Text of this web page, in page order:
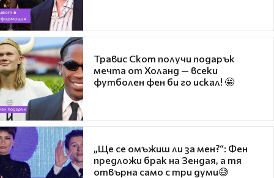
Травис Скот получи подарък
мечта от Холанд — всеки
футболен фен би го искал! 🤩
„Ще се омъжиш ли за мен?“: Фен
предложи брак на Зендая, а тя
отвърна само с три думи😅